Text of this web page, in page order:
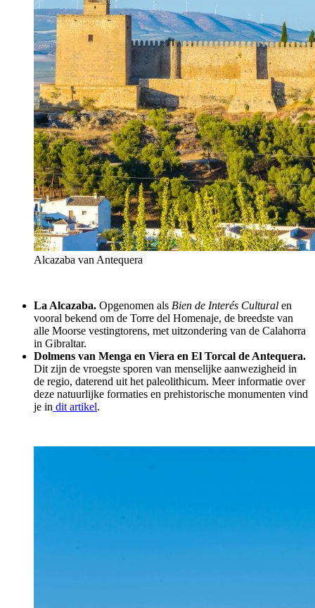
Alcazaba van Antequera
La Alcazaba. Opgenomen als Bien de Interés Cultural en
vooral bekend om de Torre del Homenaje, de breedste van
alle Moorse vestingtorens, met uitzondering van de Calahorra
in Gibraltar.
Dolmens van Menga en Viera en El Torcal de Antequera.
Dit zijn de vroegste sporen van menselijke aanwezigheid in
de regio, daterend uit het paleolithicum. Meer informatie over
deze natuurlijke formaties en prehistorische monumenten vind
je in dit artikel.